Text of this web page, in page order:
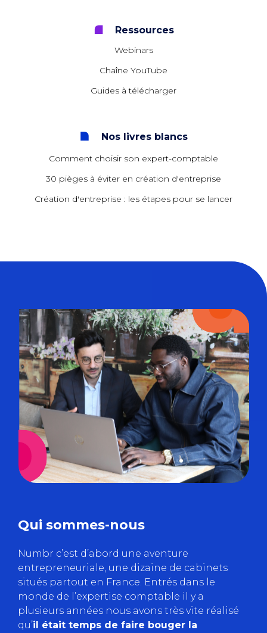
Ressources
Webinars
Chaîne YouTube
Guides à télécharger
Nos livres blancs
Comment choisir son expert-comptable
30 pièges à éviter en création d'entreprise
Création d'entreprise : les étapes pour se lancer
Qui sommes-nous
Numbr c’est d’abord une aventure
entrepreneuriale, une dizaine de cabinets
situés partout en France. Entrés dans le
monde de l’expertise comptable il y a
plusieurs années nous avons très vite réalisé
qu’il était temps de faire bouger la